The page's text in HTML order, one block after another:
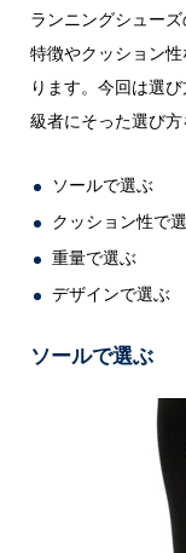
ランニングシュー
特徴やクッション
ります。今回は選
級者にそった選び方
ソールで選ぶ
クッション性で
重量で選ぶ
デザインで選ぶ
ソールで選ぶ